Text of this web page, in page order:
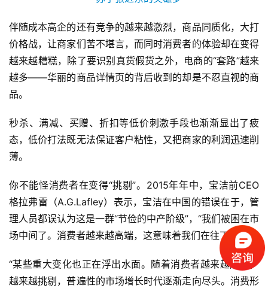
首
页
杆
企
业
全
考
察
开
课
伴随成本高企的还有竞争的越来越激烈，商品同质化，大打
价格战，让商家们苦不堪言，而同时消费者的体验却在变得
越来越糟糕，除了要识别真货假货之外，电商的“套路”越来
越多——华丽的商品详情页的背后收到的却是不忍直视的商
品。
秒杀、满减、买赠、折扣等低价刺激手段也渐渐显出了疲
态，低价打法既无法保证客户粘性，又把商家的利润迅速削
薄。
你不能怪消费者在变得“挑剔”。2015年年中，宝洁前CEO
格拉弗雷（A.G.Lafley）表示，宝洁在中国的错误在于，管
理人员都误认为这是一群“节俭的中产阶级”，“我们被困在市
场中间了。消费者越来越高端，这意味着我们在往下走”。
“某些重大变化也正在浮出水面。随着消费者越来越成熟，
越来越挑剔，普遍性的市场增长时代逐渐走向尽头。消费形